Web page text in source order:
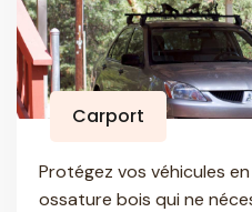
Carport
Protégez vos véhicules
ossature bois qui ne